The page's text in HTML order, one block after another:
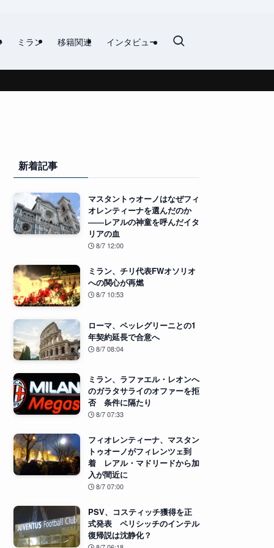
ミラン 移籍関連 インタビュー
新着記事
マスタントゥオーノはなぜフィ
オレンティーナを選んだのか
――レアルの神童を呼んだイタ
リアの血
8/7 12:00
ミラン、チリ代表FWオソリオ
への関心が再燃
8/7 10:53
ローマ、ペッレグリーニとの1
年契約延長で合意へ
8/7 08:04
ミラン、ラファエル・レオンへ
のガラタサライのオファーを拒
否 条件に隔たり
8/7 07:33
フィオレンティーナ、マスタン
トゥオーノがフィレンツェ到
着 レアル・マドリードから加
入が間近に
8/7 07:00
PSV、コスティッチ獲得を正
式発表 ペリシッチのインテル
復帰説は沈静化？